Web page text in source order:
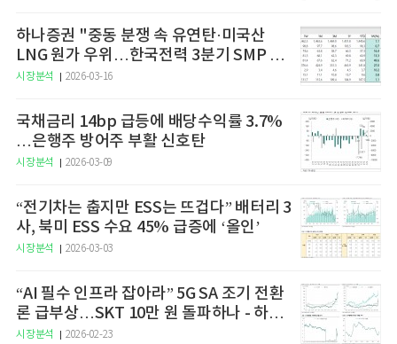
하나증권 "중동 분쟁 속 유연탄·미국산
LNG 원가 우위…한국전력 3분기 SMP 상
승 전망"
시장분석 2026-03-16
국채금리 14bp 급등에 배당수익률 3.7%
…은행주 방어주 부활 신호탄
시장분석 2026-03-09
“전기차는 춥지만 ESS는 뜨겁다” 배터리 3
사, 북미 ESS 수요 45% 급증에 ‘올인’
시장분석 2026-03-03
“AI 필수 인프라 잡아라” 5G SA 조기 전환
론 급부상…SKT 10만 원 돌파하나 - 하나
증권
시장분석 2026-02-23